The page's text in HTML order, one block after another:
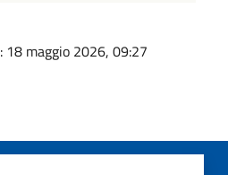
: 18 maggio 2026, 09:27